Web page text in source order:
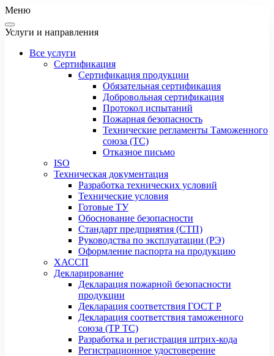
Меню
Услуги и направления
Все услуги
Сертификация
Сертификация продукции
Обязательная сертификация
Добровольная сертификация
Протокол испытаний
Пожарная безопасность
Технические регламенты Таможенного
союза (ТС)
Отказное письмо
ISO
Техническая документация
Разработка технических условий
Технические условия
Готовые ТУ
Обоснование безопасности
Стандарт предприятия (СТП)
Руководства по эксплуатации (РЭ)
Оформление паспорта на продукцию
ХАССП
Декларирование
Декларация пожарной безопасности
продукции
Декларация соответствия ГОСТ Р
Декларация соответствия таможенного
союза (ТР ТС)
Разработка и регистрация штрих-кода
Регистрационное удостоверение